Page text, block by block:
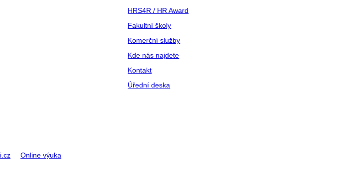
HRS4R / HR Award
Fakultní školy
Komerční služby
Kde nás najdete
Kontakt
Úřední deska
Online výuka